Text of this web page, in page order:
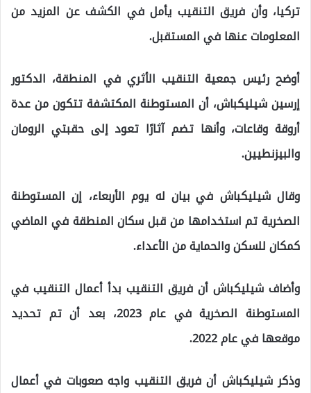
تركيا، وأن فريق التنقيب يأمل في الكشف عن المزيد من
المعلومات عنها في المستقبل.
أوضح رئيس جمعية التنقيب الأثري في المنطقة، الدكتور
إرسين شيليكباش، أن المستوطنة المكتشفة تتكون من عدة
أروقة وقاعات، وأنها تضم آثارًا تعود إلى حقبتي الرومان
والبيزنطيين.
وقال شيليكباش في بيان له يوم الأربعاء، إن المستوطنة
الصخرية تم استخدامها من قبل سكان المنطقة في الماضي
كمكان للسكن والحماية من الأعداء.
وأضاف شيليكباش أن فريق التنقيب بدأ أعمال التنقيب في
المستوطنة الصخرية في عام 2023، بعد أن تم تحديد
موقعها في عام 2022.
وذكر شيليكباش أن فريق التنقيب واجه صعوبات في أعمال